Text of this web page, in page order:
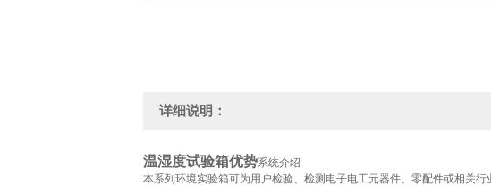
详细说明：
温湿度试验箱优势系统介绍
本系列环境实验箱可为用户检验、检测电子电工元器件、零配件或相关